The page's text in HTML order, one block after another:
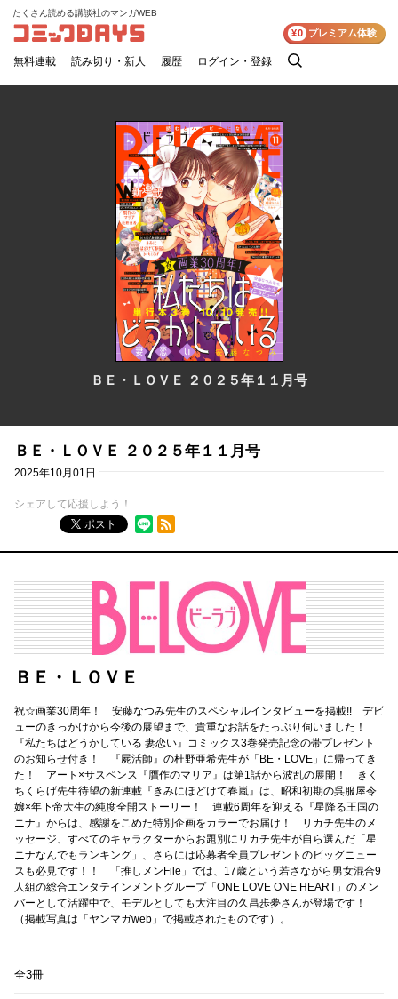
コミックDAYS
たくさん読める講談社のマンガWEB
無料連載 読み切り・新人 履歴 ログイン・登録
検
¥0 プレミアム体験
ＢＥ・ＬＯＶＥ ２０２５年１１月号
ＢＥ・ＬＯＶＥ ２０２５年１１月号
2025年10月01日
シェアして応援しよう！
ポスト
RSSフィード
ＢＥ・ＬＯＶＥ
祝☆画業30周年！ 安藤なつみ先生のスペシャルインタビューを掲載!! デビ
ューのきっかけから今後の展望まで、貴重なお話をたっぷり伺いました！
『私たちはどうかしている 妻恋い』コミックス3巻発売記念の帯プレゼント
のお知らせ付き！ 『屍活師』の杜野亜希先生が「BE・LOVE」に帰ってき
た！ アート×サスペンス『贋作のマリア』は第1話から波乱の展開！ きく
ちくらげ先生待望の新連載『きみにほどけて春嵐』は、昭和初期の呉服屋令
嬢×年下帝大生の純度全開ストーリー！ 連載6周年を迎える『星降る王国の
ニナ』からは、感謝をこめた特別企画をカラーでお届け！ リカチ先生のメ
ッセージ、すべてのキャラクターからお題別にリカチ先生が自ら選んだ「星
ニナなんでもランキング」、さらには応募者全員プレゼントのビッグニュー
スも必見です！！ 「推しメンFile」では、17歳という若さながら男女混合9
人組の総合エンタテインメントグループ「ONE LOVE ONE HEART」のメン
バーとして活躍中で、モデルとしても大注目の久昌歩夢さんが登場です！
（掲載写真は「ヤンマガweb」で掲載されたものです）。
全3冊